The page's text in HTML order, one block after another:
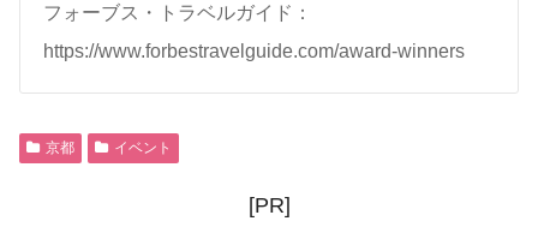
フォーブス・トラベルガイド：
https://www.forbestravelguide.com/award-winners
京都 イベント
[PR]